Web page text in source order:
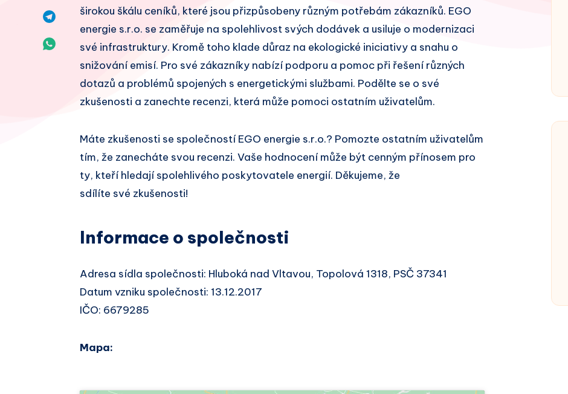
Twitter
Pinterest
Sdílet
Telegram
Sdílet
Whatsapp
širokou škálu ceníků, které jsou přizpůsobeny různým potřebám zákazníků. EGO
energie s.r.o. se zaměřuje na spolehlivost svých dodávek a usiluje o modernizaci
své infrastruktury. Kromě toho klade důraz na ekologické iniciativy a snahu o
snižování emisí. Pro své zákazníky nabízí podporu a pomoc při řešení různých
dotazů a problémů spojených s energetickými službami. Podělte se o své
zkušenosti a zanechte recenzi, která může pomoci ostatním uživatelům.
Máte zkušenosti se společností EGO energie s.r.o.? Pomozte ostatním uživatelům
tím, že zanecháte svou recenzi. Vaše hodnocení může být cenným přínosem pro
ty, kteří hledají spolehlivého poskytovatele energií. Děkujeme, že
sdílíte své zkušenosti!
Informace o společnosti
Adresa sídla společnosti: Hluboká nad Vltavou, Topolová 1318, PSČ 37341
Datum vzniku společnosti: 13.12.2017
IČO: 6679285
Mapa: